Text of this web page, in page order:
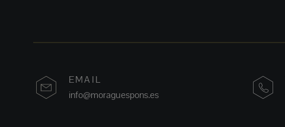
EMAIL
info@moraguespons.es